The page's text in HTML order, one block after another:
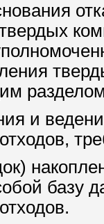
и
базу